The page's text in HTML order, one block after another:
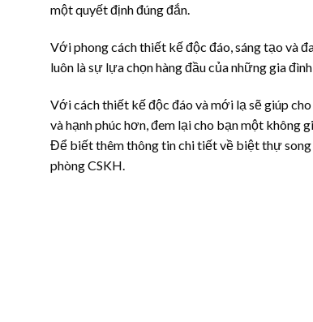
một quyết định đúng đắn.
Với phong cách thiết kế độc đáo, sáng tạo và
luôn là sự lựa chọn hàng đầu của những gia
Với cách thiết kế độc đáo và mới lạ sẽ giúp cho
và hạnh phúc hơn, đem lại cho bạn một không
Để biết thêm thông tin chi tiết về biệt thự song
phòng CSKH.